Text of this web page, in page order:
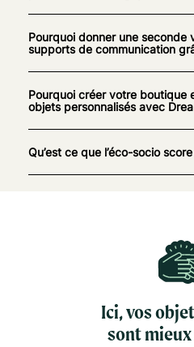
Pourquoi donner une seconde
supports de communication
Pourquoi créer votre boutique
objets personnalisés avec
Qu’est ce que l’éco-socio
Ici, vos
sont